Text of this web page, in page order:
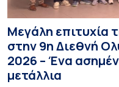
Μεγάλη επιτυχία
στην 9η Διεθνή
2026 – Ένα
μετάλλια